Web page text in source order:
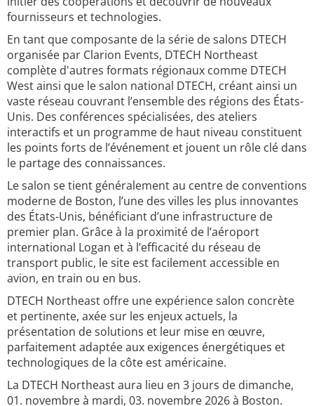
fournisseurs et technologies.
En tant que composante de la série de salons DTECH
organisée par Clarion Events, DTECH Northeast
complète d'autres formats régionaux comme DTECH
West ainsi que le salon national DTECH, créant ainsi un
vaste réseau couvrant l’ensemble des régions des États-
Unis. Des conférences spécialisées, des ateliers
interactifs et un programme de haut niveau constituent
les points forts de l’événement et jouent un rôle clé dans
le partage des connaissances.
Le salon se tient généralement au centre de conventions
moderne de Boston, l’une des villes les plus innovantes
des États-Unis, bénéficiant d’une infrastructure de
premier plan. Grâce à la proximité de l’aéroport
international Logan et à l’efficacité du réseau de
transport public, le site est facilement accessible en
avion, en train ou en bus.
DTECH Northeast offre une expérience salon concrète
et pertinente, axée sur les enjeux actuels, la
présentation de solutions et leur mise en œuvre,
parfaitement adaptée aux exigences énergétiques et
technologiques de la côte est américaine.
La DTECH Northeast aura lieu en 3 jours de dimanche,
01. novembre à mardi, 03. novembre 2026 à Boston.